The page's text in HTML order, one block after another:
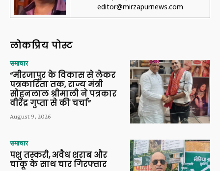
editor@mirzapurnews.com
लोकप्रिय पोस्ट
समाचार
“मीरजापुर के विकास से लेकर
पत्रकारिता तक, राज्य मंत्री
सोहनलाल श्रीमाली ने पत्रकार
वीरेंद्र गुप्ता से की चर्चा”
August 9, 2026
समाचार
पशु तस्करी, अवैध शराब और
चाकू के साथ चार गिरफ्तार